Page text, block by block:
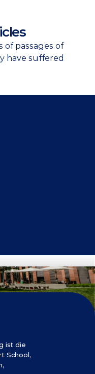
of passages of
have suffered
ist die
School,